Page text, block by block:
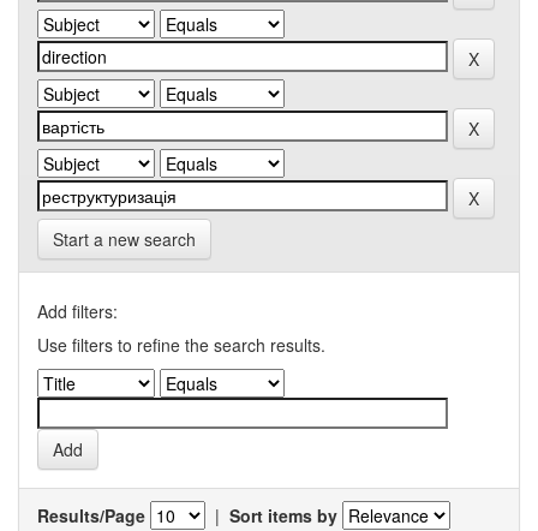
Start a new search
Add filters:
Use filters to refine the search results.
Results/Page | Sort items by